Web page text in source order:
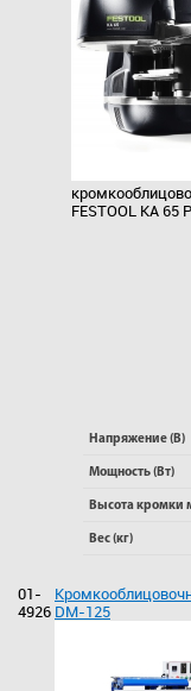
FESTOOL KA 65
Напряжение (В)
Мощность (Вт)
Высота кромки
Вес (кг)
01-
4926 DM-125